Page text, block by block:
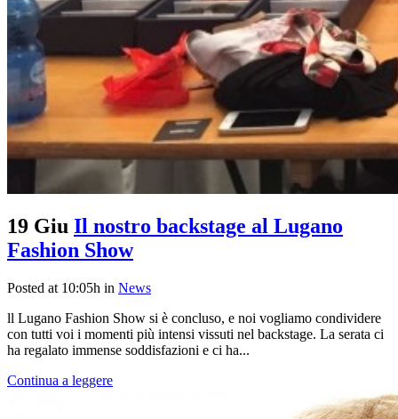
19 Giu Il nostro backstage al Lugano
Fashion Show
Posted at 10:05h in News
ll Lugano Fashion Show si è concluso, e noi vogliamo condividere
con tutti voi i momenti più intensi vissuti nel backstage. La serata ci
ha regalato immense soddisfazioni e ci ha...
Continua a leggere